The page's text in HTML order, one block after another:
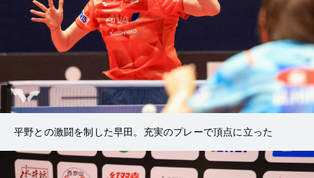
平野との激闘を制した早田。充実のプレーで頂点に立った